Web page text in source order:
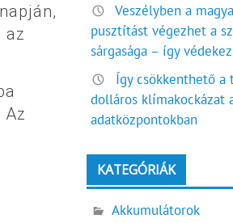
az
Veszélyben a
pusztítást végezhet a
sárgasága – így
Így csökkenthető a
dolláros klímakockázat
adatközpontokban
KATEGÓRIÁK
Akkumulátorok